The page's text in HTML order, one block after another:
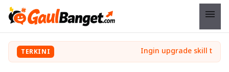
menu
TERKINI